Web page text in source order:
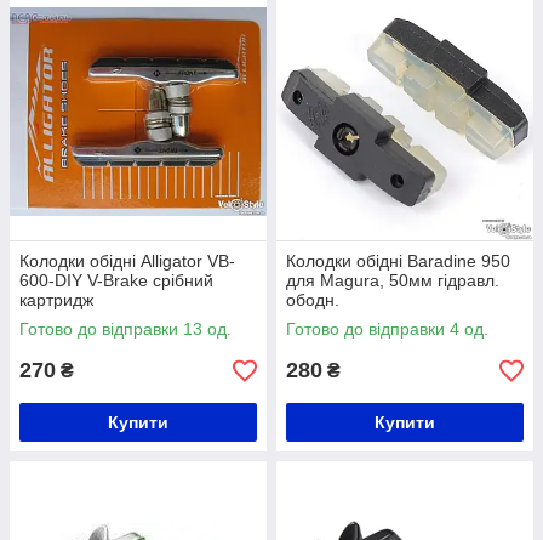
Колодки обідні Alligator VB-
600-DIY V-Brake срібний
картридж
Готово до відправки 13 од.
270 ₴
Купити
Колодки обідні Baradine 950
для Magura, 50мм гідравл.
ободн.
Готово до відправки 4 од.
280 ₴
Купити